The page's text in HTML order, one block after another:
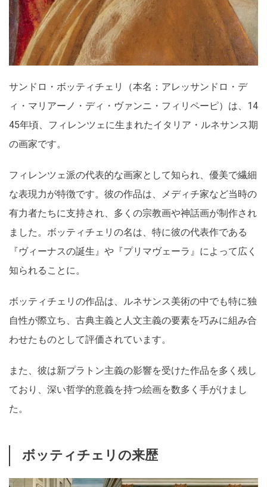
サンドロ・ボッティチェリ（本名：アレッサンドロ・デ
ィ・マリアーノ・ディ・ヴァンニ・フィリペーピ）は、14
45年頃、フィレンツェに生まれたイタリア・ルネサンス期
の画家です。
フィレンツェ派の代表的な画家として知られ、優美で繊細
な表現力が特徴です。彼の作品は、メディチ家など当時の
有力者たちに支持され、多くの宗教画や神話画が制作され
ました。ボッティチェリの名は、特に彼の代表作である
『ヴィーナスの誕生』や『プリマヴェーラ』によって広く
知られることに。
ボッティチェリの作品は、ルネサンス美術の中でも特に独
自性が際立ち、古典主義と人文主義の要素を巧みに組み合
わせたものとして評価されています。
また、彼は新プラトン主義の影響を受けた作品を多く残し
ており、深い哲学的意義を持つ絵画を数多く手がけまし
た。
ボッティチェリの来歴